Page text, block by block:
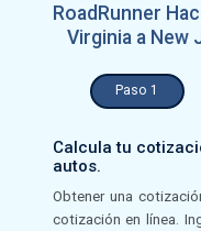
RoadRunner
Virginia a New
Paso 1
Calcula tu
autos.
Obtener una
cotización en línea.